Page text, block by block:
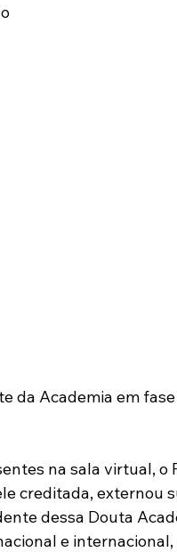
da Academia em
na sala virtual, o
creditada, externou
dessa Douta
e